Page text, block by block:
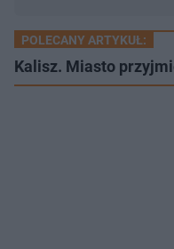
POLECANY ARTYKUŁ:
Kalisz. Miasto